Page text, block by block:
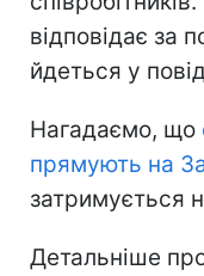
відповідає за
йдеться у
Нагадаємо, що
прямують на
затримується
Детальніше